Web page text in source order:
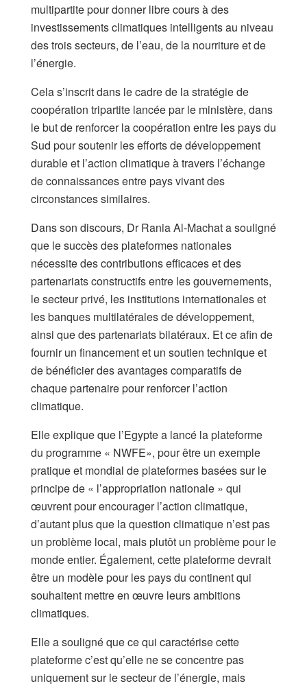
multipartite pour donner libre cours à des
investissements climatiques intelligents au niveau
des trois secteurs, de l’eau, de la nourriture et de
l’énergie.
Cela s’inscrit dans le cadre de la stratégie de
coopération tripartite lancée par le ministère, dans
le but de renforcer la coopération entre les pays du
Sud pour soutenir les efforts de développement
durable et l’action climatique à travers l’échange
de connaissances entre pays vivant des
circonstances similaires.
Dans son discours, Dr Rania Al-Machat a souligné
que le succès des plateformes nationales
nécessite des contributions efficaces et des
partenariats constructifs entre les gouvernements,
le secteur privé, les institutions internationales et
les banques multilatérales de développement,
ainsi que des partenariats bilatéraux. Et ce afin de
fournir un financement et un soutien technique et
de bénéficier des avantages comparatifs de
chaque partenaire pour renforcer l’action
climatique.
Elle explique que l’Egypte a lancé la plateforme
du programme « NWFE», pour être un exemple
pratique et mondial de plateformes basées sur le
principe de « l’appropriation nationale » qui
œuvrent pour encourager l’action climatique,
d’autant plus que la question climatique n’est pas
un problème local, mais plutôt un problème pour le
monde entier. Également, cette plateforme devrait
être un modèle pour les pays du continent qui
souhaitent mettre en œuvre leurs ambitions
climatiques.
Elle a souligné que ce qui caractérise cette
plateforme c’est qu’elle ne se concentre pas
uniquement sur le secteur de l’énergie, mais